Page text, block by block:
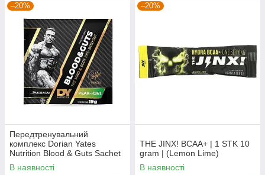
–20%
Передтренувальний
комплекс Dorian Yates
Nutrition Blood & Guts Sachet
— 19 g (Pear Kiwi)
В наявності
–20%
THE JINX! BCAA+ | 1 STK 10
gram | (Lemon Lime)
В наявності